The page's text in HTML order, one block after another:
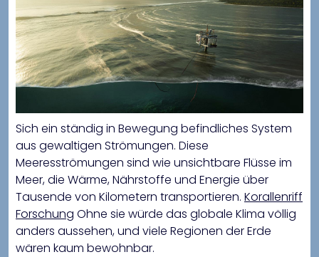
Sich ein ständig in Bewegung befindliches System
aus gewaltigen Strömungen. Diese
Meeresströmungen sind wie unsichtbare Flüsse im
Meer, die Wärme, Nährstoffe und Energie über
Tausende von Kilometern transportieren. Korallenriff
Forschung Ohne sie würde das globale Klima völlig
anders aussehen, und viele Regionen der Erde
wären kaum bewohnbar.